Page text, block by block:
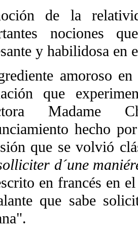
de la
nociones
y habilidosa en
amoroso
que
Madame
hecho
que se volvió
d´une
en francés en
que sabe